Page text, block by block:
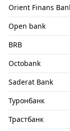
Orient Finans
Open bank
BRB
Octobank
Saderat Bank
Туронбанк
Трастбанк